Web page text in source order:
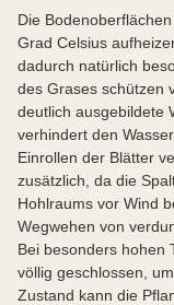
Die
Grad Celsius
dadurch natürlich
des Grases schützen
deutlich ausgebildete
verhindert den
Einrollen der Blätter
zusätzlich, da die
Hohlraums vor Wind
Wegwehen von
Bei besonders hohen
völlig geschlossen,
Zustand kann die